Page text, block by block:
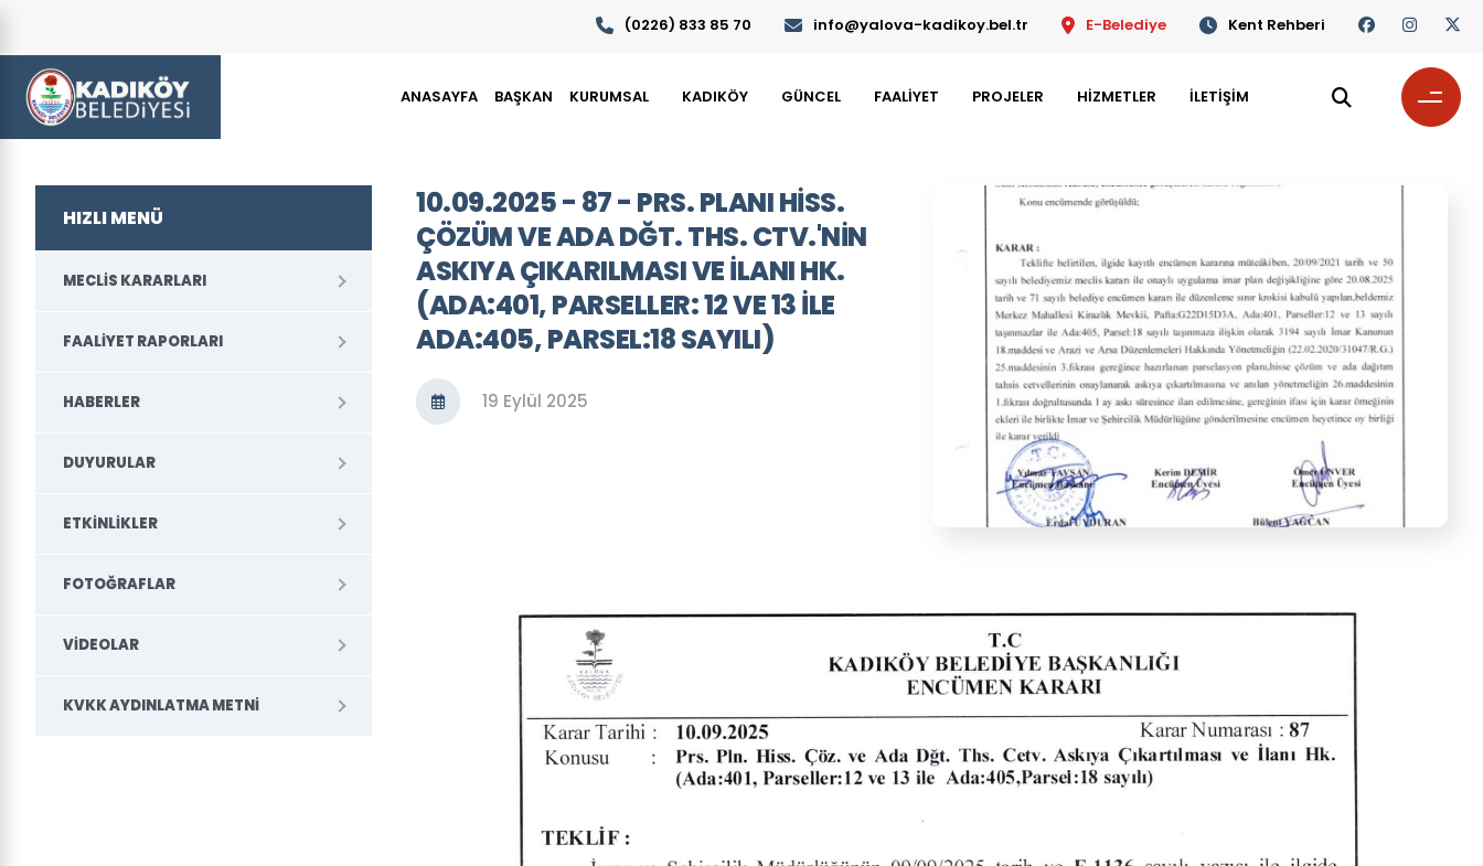
(0226) 833 85 70 info@yalova-kadikoy.bel.tr E-Belediye Kent Rehberi
ANASAYFA BAŞKAN KURUMSAL KADIKÖY GÜNCEL FAALİYET PROJELER HİZMETLER İLETİŞİM
10.09.2025 - 87 - PRS. PLANI HISS.
ÇÖZÜM VE ADA DĞT. THS. CTV.'NIN
ASKIYA ÇIKARILMASI VE ILANI HK.
(ADA:401, PARSELLER: 12 VE 13 ILE
ADA:405, PARSEL:18 SAYILI)
19 Eylül 2025
HIZLI MENÜ
MECLIS KARARLARI
FAALIYET RAPORLARI
HABERLER
DUYURULAR
ETKINLIKLER
FOTOĞRAFLAR
VIDEOLAR
KVKK AYDINLATMA METNI